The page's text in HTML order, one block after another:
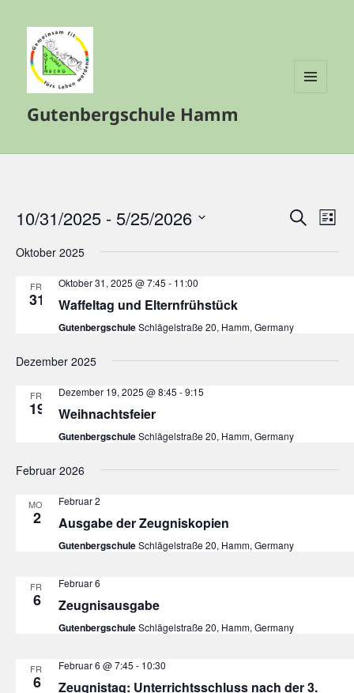
Gutenbergschule Hamm
und
SUCHELISTE
10/31/2025 - 5/25/2026
wählen.
Oktober 2025
FR.
31
Oktober 31, 2025 @ 7:45 - 11:00
Waffeltag und Elternfrühstück
GutenbergschuleSchlägelstraße 20, Hamm, Germany
Dezember 2025
FR.
19
Dezember 19, 2025 @ 8:45 -9:15
Weihnachtsfeier
GutenbergschuleSchlägelstraße 20, Hamm, Germany
Februar 2026
MO.
2
Februar 2
Ausgabe der Zeugniskopien
GutenbergschuleSchlägelstraße 20, Hamm, Germany
FR.
6
Februar 6
Zeugnisausgabe
GutenbergschuleSchlägelstraße 20, Hamm, Germany
FR.
6
Februar 6 @ 7:45 - 10:30
Zeugnistag: Unterrichtsschluss nach der 3.